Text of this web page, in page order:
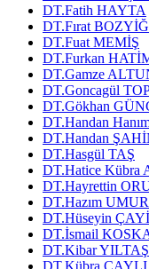
DT.Fatih HAYTA
DT.Fırat
DT.Fuat MEMİŞ
DT.Furkan
DT.Gamze
DT.Goncagül
DT.Gökhan
DT.Handan
DT.Handan
DT.Hasgül TAŞ
DT.Hatice Kübra
DT.Hayrettin
DT.Hazım UMUR
DT.Hüseyin
DT.İsmail
DT.Kibar YILTAŞ
DT.Kübra ÇAYLI